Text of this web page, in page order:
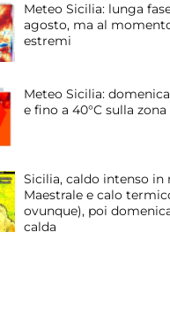
Meteo Sicilia: lunga
agosto, ma al
estremi
Meteo Sicilia:
e fino a 40°C sulla
Sicilia, caldo intenso in
Maestrale e calo
ovunque), poi
calda